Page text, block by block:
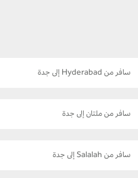
سافر من Hyderabad إلى جدة
سافر من ملتان إلى جدة
سافر من Salalah إلى جدة